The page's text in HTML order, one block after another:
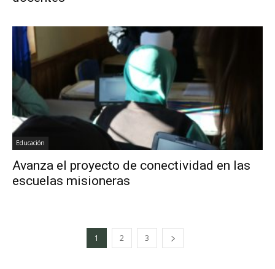
Educación
Avanza el proyecto de conectividad en las
escuelas misioneras
1 2 3